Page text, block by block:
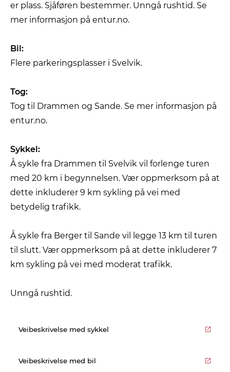
er plass. Sjåføren bestemmer. Unngå rushtid. Se
mer informasjon på entur.no.
Bil:
Flere parkeringsplasser i Svelvik.
Tog:
Tog til Drammen og Sande. Se mer informasjon på
entur.no.
Sykkel:
Å sykle fra Drammen til Svelvik vil forlenge turen
med 20 km i begynnelsen. Vær oppmerksom på at
dette inkluderer 9 km sykling på vei med
betydelig trafikk.
Å sykle fra Berger til Sande vil legge 13 km til turen
til slutt. Vær oppmerksom på at dette inkluderer 7
km sykling på vei med moderat trafikk.
Unngå rushtid.
Veibeskrivelse med sykkel
Veibeskrivelse med bil